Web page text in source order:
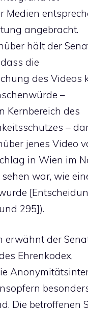
Medien
angebracht.
hält der
die
des Videos
–
Kernbereich des
–
jenes Video
in Wien im
war, wie
295]).
erwähnt der
Ehrenkodex,
Die betroffenen